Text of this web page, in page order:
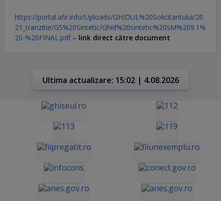
https://portal.afir.info/Uploads/GHIDUL%20Solicitantului/20
21_tranzitie/GS%20Sintetic/Ghid%20sintetic%20sM%209.1%
20-%20FINAL.pdf– link direct către document
Ultima actualizare: 15:02 | 4.08.2026